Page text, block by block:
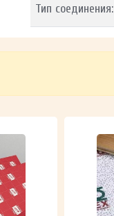
Тип соединения: